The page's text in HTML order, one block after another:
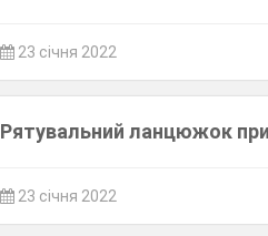
23 січня 2022
Рятувальний ланцюжок при
23 січня 2022